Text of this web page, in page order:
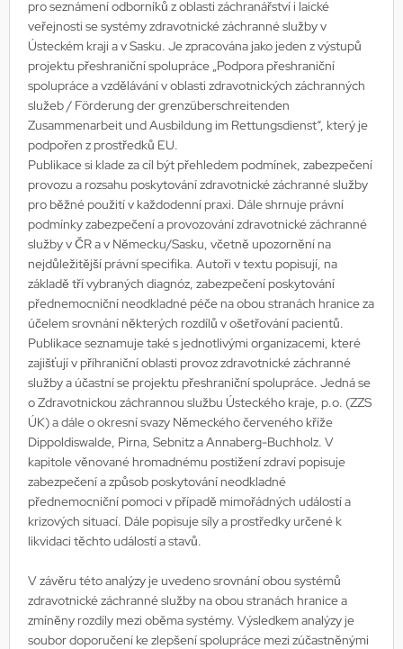
pro seznámení odborníků z oblasti záchranářství i laické
veřejnosti se systémy zdravotnické záchranné služby v
Ústeckém kraji a v Sasku. Je zpracována jako jeden z výstupů
projektu přeshraniční spolupráce „Podpora přeshraniční
spolupráce a vzdělávání v oblasti zdravotnických záchranných
služeb / Förderung der grenzüberschreitenden
Zusammenarbeit und Ausbildung im Rettungsdienst“, který je
podpořen z prostředků EU.
Publikace si klade za cíl být přehledem podmínek, zabezpečení
provozu a rozsahu poskytování zdravotnické záchranné služby
pro běžné použití v každodenní praxi. Dále shrnuje právní
podmínky zabezpečení a provozování zdravotnické záchranné
služby v ČR a v Německu/Sasku, včetně upozornění na
nejdůležitější právní specifika. Autoři v textu popisují, na
základě tří vybraných diagnóz, zabezpečení poskytování
přednemocniční neodkladné péče na obou stranách hranice za
účelem srovnání některých rozdílů v ošetřování pacientů.
Publikace seznamuje také s jednotlivými organizacemi, které
zajišťují v příhraniční oblasti provoz zdravotnické záchranné
služby a účastní se projektu přeshraniční spolupráce. Jedná se
o Zdravotnickou záchrannou službu Ústeckého kraje, p.o. (ZZS
ÚK) a dále o okresní svazy Německého červeného kříže
Dippoldiswalde, Pirna, Sebnitz a Annaberg-Buchholz. V
kapitole věnované hromadnému postižení zdraví popisuje
zabezpečení a způsob poskytování neodkladné
přednemocniční pomoci v případě mimořádných událostí a
krizových situací. Dále popisuje síly a prostředky určené k
likvidaci těchto událostí a stavů.
V závěru této analýzy je uvedeno srovnání obou systémů
zdravotnické záchranné služby na obou stranách hranice a
zmíněny rozdíly mezi oběma systémy. Výsledkem analýzy je
soubor doporučení ke zlepšení spolupráce mezi zúčastněnými